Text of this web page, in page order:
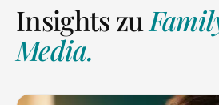
Insights zu
Media.